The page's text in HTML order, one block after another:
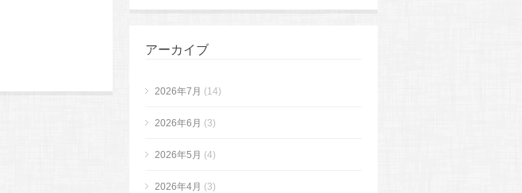
アーカイブ
2026年7月 (14)
2026年6月 (3)
2026年5月 (4)
2026年4月 (3)